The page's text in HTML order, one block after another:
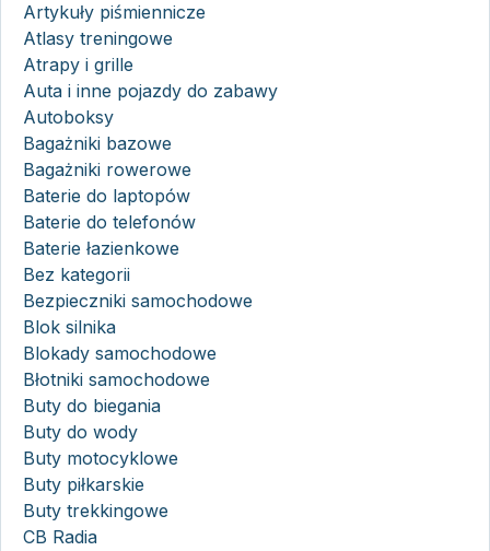
Artykuły piśmiennicze
Atlasy treningowe
Atrapy i grille
Auta i inne pojazdy do zabawy
Autoboksy
Bagażniki bazowe
Bagażniki rowerowe
Baterie do laptopów
Baterie do telefonów
Baterie łazienkowe
Bez kategorii
Bezpieczniki samochodowe
Blok silnika
Blokady samochodowe
Błotniki samochodowe
Buty do biegania
Buty do wody
Buty motocyklowe
Buty piłkarskie
Buty trekkingowe
CB Radia